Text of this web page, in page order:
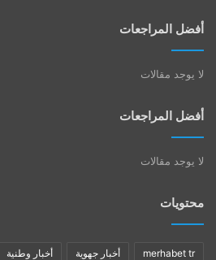
أفضل المراجعات
لا يوجد مقالات
أفضل المراجعات
لا يوجد مقالات
محتويات
merhabet tr أخبار جهوية أخبار وطنية